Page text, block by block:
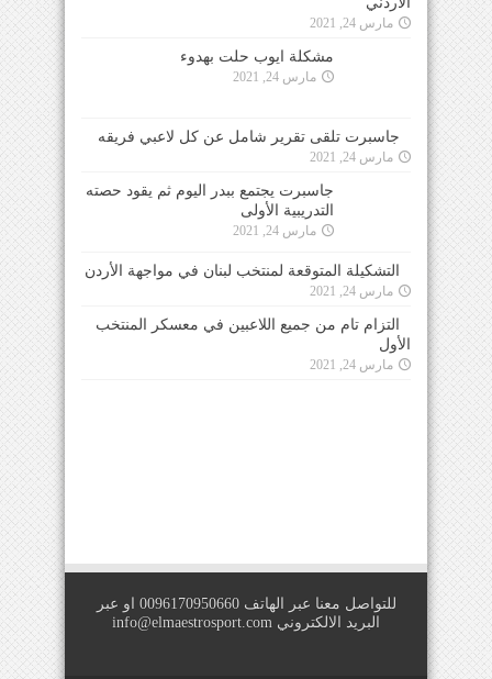
مشكلة ايوب حلت بهدوء
جاسبرت تلقى تقرير شامل عن كل لاعبي فريقه
جاسبرت يجتمع ببدر اليوم ثم يقود حصته التدريبية
الأولى
التشكيلة المتوقعة لمنتخب لبنان في مواجهة الأردن
التزام تام من جميع اللاعبين في معسكر المنتخب
الأول
مارس 24, 2021